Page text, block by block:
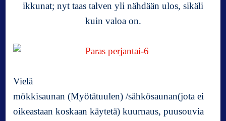
ikkunat; nyt taas talven yli nähdään ulos, sikäli
kuin valoa on.
Vielä
mökkisaunan (Myötätuulen) /sähkösaunan(jota ei
oikeastaan koskaan käytetä) kuurnaus, puusouvia